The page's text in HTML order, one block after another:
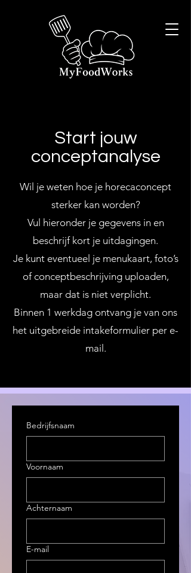
Start jouw
conceptanalyse
Wil je weten hoe je horecaconcept
sterker kan worden?
Vul hieronder je gegevens in en
beschrijf kort je uitdagingen.
Je kunt eventueel je menukaart, foto’s
of conceptbeschrijving uploaden,
maar dat is niet verplicht.
Binnen 1 werkdag ontvang je van ons
het uitgebreide intakeformulier per e-
mail.
Bedrijfsnaam
Voornaam
Achternaam
E-mail